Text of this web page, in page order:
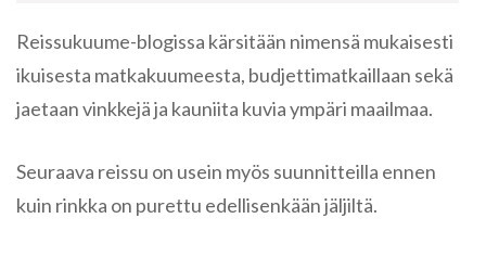
Reissukuume-blogissa kärsitään nimensä mukaisesti
ikuisesta matkakuumeesta, budjettimatkaillaan sekä
jaetaan vinkkejä ja kauniita kuvia ympäri maailmaa.
Seuraava reissu on usein myös suunnitteilla ennen
kuin rinkka on purettu edellisenkään jäljiltä.